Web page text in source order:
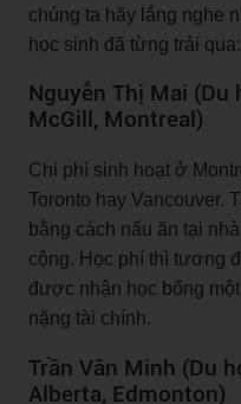
chúng ta hãy lắng nghe
học sinh đã từng trải qua:
Nguyễn Thị Mai
McGill, Montreal)
Chi phí sinh hoạt ở
Toronto hay Vancouver.
bằng cách nấu ăn tại
cộng. Học phí thì tương
được nhận học bổng
nặng tài chính.
Trần Văn Minh (Du
Alberta, Edmonton)